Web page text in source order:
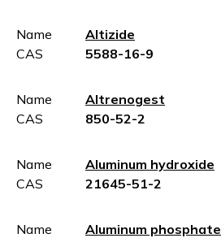
Name
Altizide
CAS
5588-16-9
Name
Altrenogest
CAS
850-52-2
Name
Aluminum hydroxide
CAS
21645-51-2
Name
Aluminum phosphate